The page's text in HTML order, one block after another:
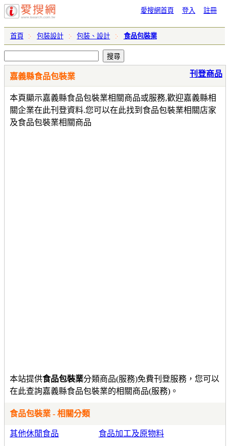
愛搜網首頁 登入 註冊
首頁 包裝設計 包裝、設計 食品包裝業
嘉義縣食品包裝業
本頁顯示嘉義縣食品包裝業相關商品或服務,歡迎嘉義縣相
關企業在此刊登資料.您可以在此找到食品包裝業相關店家
及食品包裝業相關商品
刊登商品
本站提供食品包裝業分類商品(服務)免費刊登服務，您可以
在此查詢嘉義縣食品包裝業的相關商品(服務)。
食品包裝業 - 相關分類
其他休閒食品 食品加工及原物料